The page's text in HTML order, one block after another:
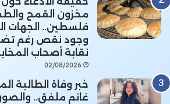
مخزون القمح
فلسطين.. الجهات
وجود نقص رغم
نقابة أصحاب
02/08/2026
خبر وفاة الطالبة
غانم ملفق..